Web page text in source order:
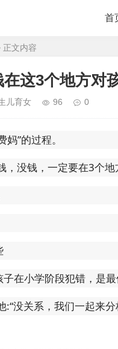
首
正文内容
这3个地方对
儿育女 96 0
”的过程。
没钱，一定要在3个地
在小学阶段犯错，是
没关系，我们一起来分